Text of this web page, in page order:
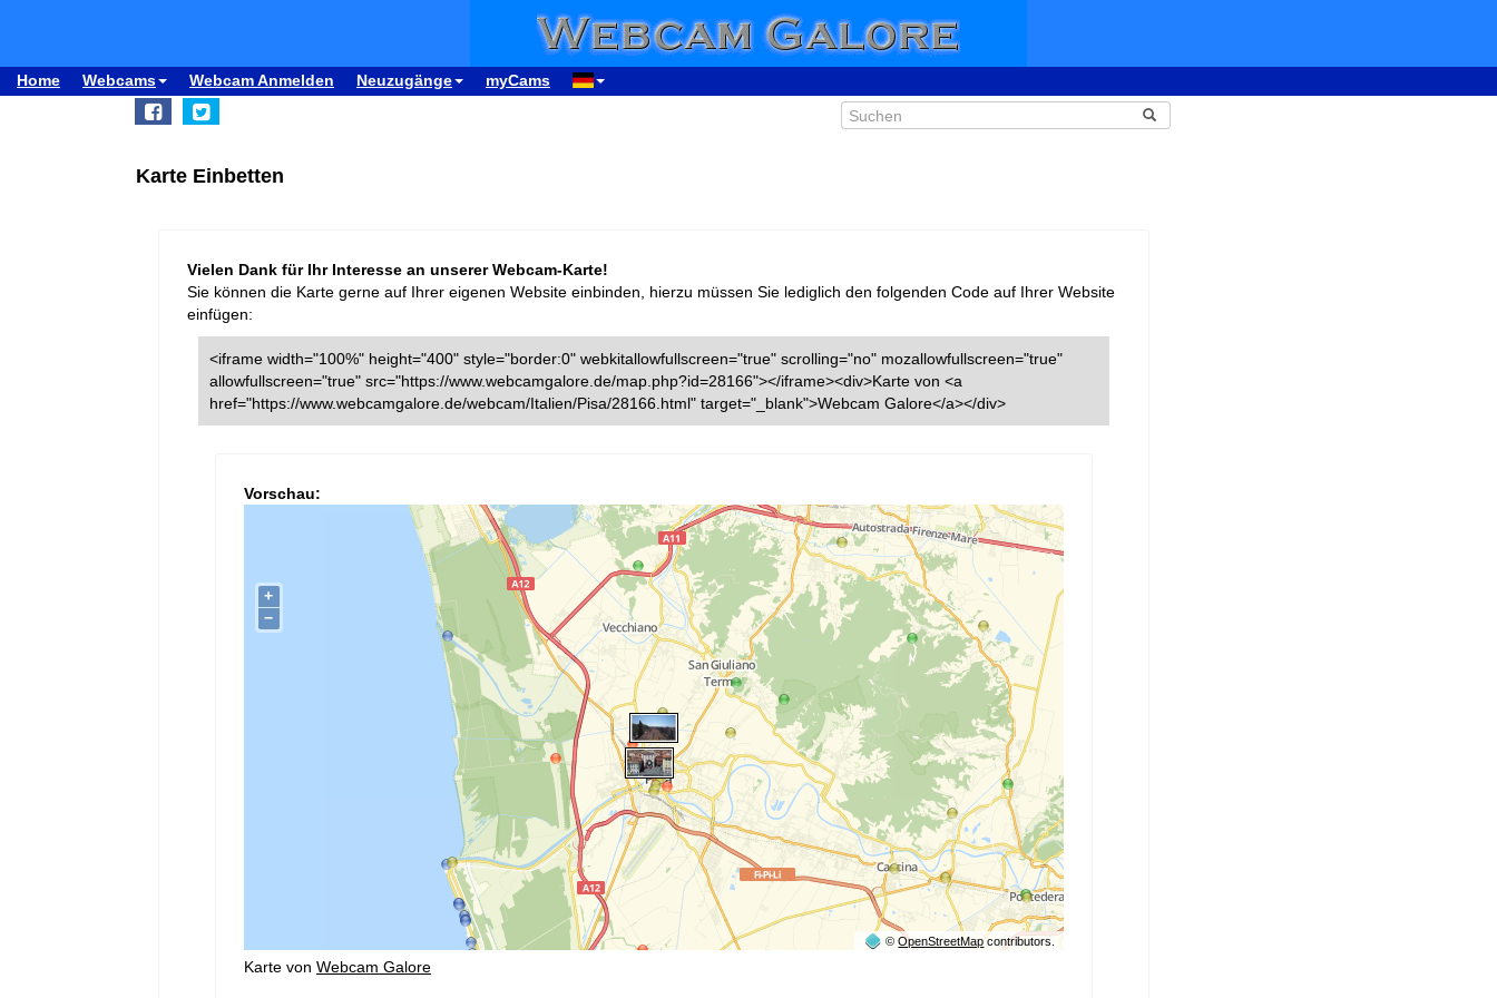
Home Webcams Webcam Anmelden Neuzugänge myCams
Karte Einbetten
Vielen Dank für Ihr Interesse an unserer Webcam-Karte!
Sie können die Karte gerne auf Ihrer eigenen Website einbinden, hierzu müssen Sie lediglich den folgenden Code auf Ihrer Website
einfügen:
<iframe width="100%" height="400" style="border:0" webkitallowfullscreen="true" scrolling="no" mozallowfullscreen="true"
allowfullscreen="true" src="https://www.webcamgalore.de/map.php?id=28166"></iframe><div>Karte von <a
href="https://www.webcamgalore.de/webcam/Italien/Pisa/28166.html" target="_blank">Webcam Galore</a></div>
Vorschau:
Karte von Webcam Galore